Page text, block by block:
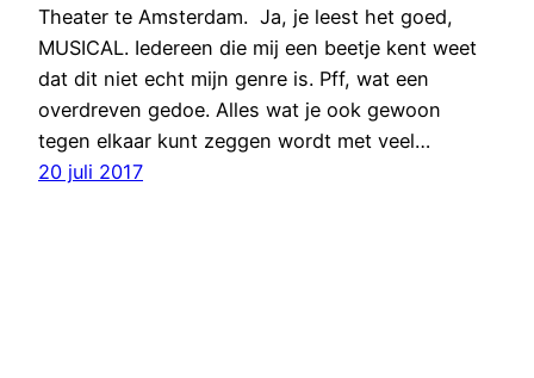
Theater te Amsterdam. Ja, je leest het goed,
MUSICAL. Iedereen die mij een beetje kent weet
dat dit niet echt mijn genre is. Pff, wat een
overdreven gedoe. Alles wat je ook gewoon
tegen elkaar kunt zeggen wordt met veel…
20 juli 2017